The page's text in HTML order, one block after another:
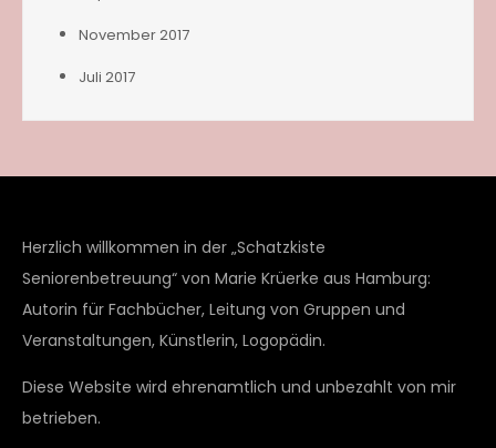
November 2017
Juli 2017
Herzlich willkommen in der „Schatzkiste
Seniorenbetreuung“ von Marie Krüerke aus Hamburg:
Autorin für Fachbücher, Leitung von Gruppen und
Veranstaltungen, Künstlerin, Logopädin.
Diese Website wird ehrenamtlich und unbezahlt von mir
betrieben.